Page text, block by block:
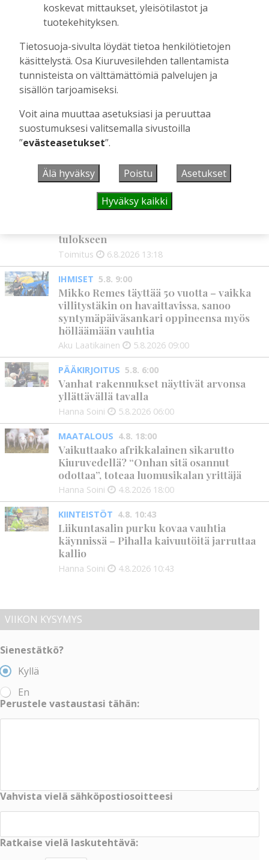
toinen kirjoittaja ovat kotoisin
Kiuruveden Ruutanalta
Aku Laatikainen 22.7.2026 11:00
Suuret kuolonvuodet tekivät tuhojaan
Kiuruvedellä 1600-luvun lopulla
Sami Tapanainen 22.7.2026 09:00
UUSIMMAT
13:18
OP Kaskimaan vakavaraisuus vahvistui –
tulokseen
Toimitus 6.8.2026 13:18
IHMISET 5.8. 9:00
Mikko Remes täyttää 50 vuotta – vaikka
villitystäkin on havaittavissa, sanoo
syntymäpäiväsankari oppineensa myös
hölläämään vauhtia
Aku Laatikainen 5.8.2026 09:00
PÄÄKIRJOITUS 5.8. 6:00
Vanhat rakennukset näyttivät arvonsa
yllättävällä tavalla
Hanna Soini 5.8.2026 06:00
MAATALOUS 4.8. 18:00
Vaikuttaako afrikkalainen sikarutto
Kiuruvedellä? “Onhan sitä osannut
odottaa”, toteaa luomusikalan yrittäjä
Hanna Soini 4.8.2026 18:00
KIINTEISTÖT 4.8. 10:43
Liikuntasalin purku kovaa vauhtia
käynnissä – Pihalla kaivuutöitä jarruttaa
kallio
Hanna Soini 4.8.2026 10:43
VIIKON KYSYMYS
Sienestätkö?
Kyllä
En
Perustele vastaustasi tähän:
Vahvista vielä sähköpostiosoitteesi
Ratkaise vielä laskutehtävä:
koskevat mittaukset, yleisötilastot ja
tuotekehityksen.
Tietosuoja-sivulta löydät tietoa henkilötietojen
käsittelystä. Osa Kiuruvesilehden tallentamista
tunnisteista on välttämättömiä palvelujen ja
sisällön tarjoamiseksi.
Voit aina muuttaa asetuksiasi ja peruuttaa
suostumuksesi valitsemalla sivustoilla
”evästeasetukset”.
Älä hyväksy Poistu Asetukset
Hyväksy kaikki